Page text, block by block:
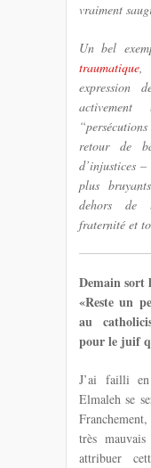
vraiment
Un bel
traumatique,
expression
retour de
d’injustices –
plus
dehors de
fraternité et
Demain sort
«Reste un
au
pour le juif
J’ai failli
Elmaleh se
très
attribuer